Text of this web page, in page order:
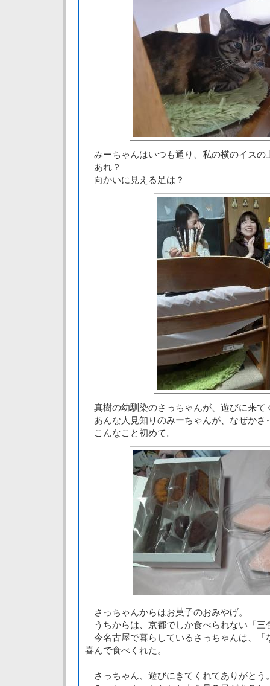
みーちゃんはいつも通り、私の横のイスの
あれ？
向かいに見える足は？
真樹の幼馴染のさっちゃんが、遊びに来て
あんな人見知りのみーちゃんが、なぜかさ
こんなこと初めて。
さっちゃんからはお菓子のおみやげ。
うちからは、京都でしか食べられない「三
今名古屋で暮らしているさっちゃんは、「
喜んで食べくれた。
さっちゃん、遊びにきてくれてありがとう